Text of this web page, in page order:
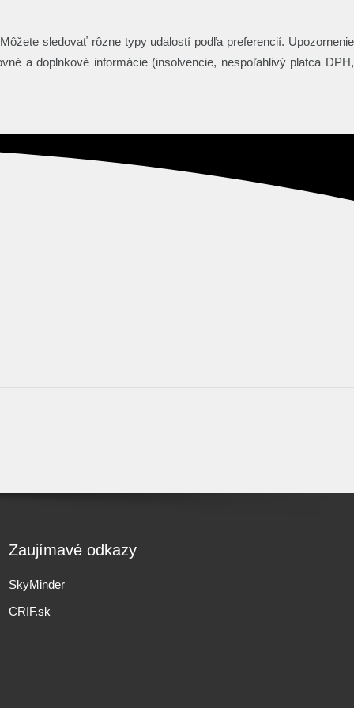
sledovať rôzne typy udalostí podľa preferencií. Upozornenie
a doplnkové informácie (insolvencie, nespoľahlivý platca DPH,
Zaujímavé odkazy
SkyMinder
CRIF.sk